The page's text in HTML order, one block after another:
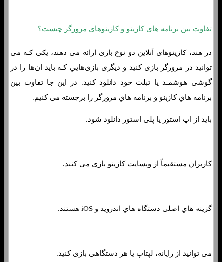
تفاوت بین برنامه های کازینو و کازینوهای مرورگر چیست؟
در هند، کازینوهای آنلاین دو نوع بازی ارائه می دهند، یکی کـه می
توانید در مرورگر بازی کنید و دیگری بازی‌هایي کـه باید ان‌ها را در
گوشی هوشمند یا تبلت خود دانلود کنید. در این جا تفاوت بین
برنامه هاي‌ کازینو و برنامه هاي‌ مرورگر را برجسته می کنیم.
باید از اپ استور یا پلی استور دانلود شود.
کاربران مستقیماً از وبسایت کازینو بازی می کنند.
گزینه هاي‌ اصلی دستگاه هاي‌ اندروید و iOS هستند.
می توانید از رایانه، لپتاپ یا هر دستگاهی بازی کنید.